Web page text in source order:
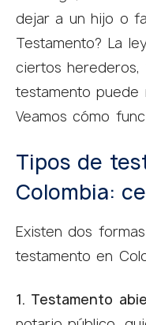
dejar a un hijo o
Testamento? La
ciertos
testamento
Veamos cómo
Tipos de
Colombia:
Existen dos
testamento en
1. Testamento